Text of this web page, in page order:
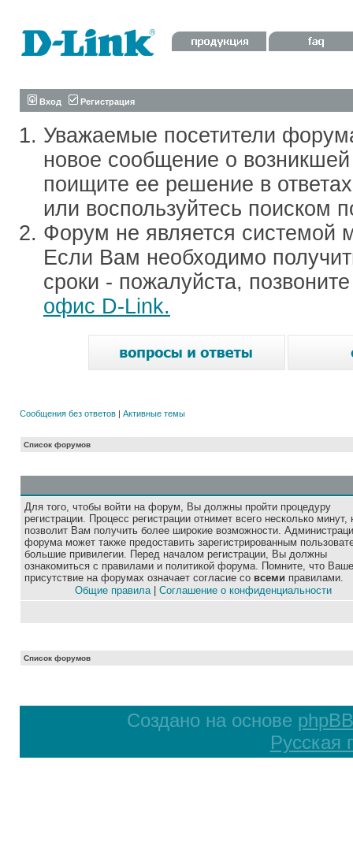
Вход Регистрация
Уважаемые посетители
новое сообщение о
поищите ее решение в
или воспользуйтесь поиском
Форум не является системой
Если Вам необходимо
сроки - пожалуйста,
офис D-Link.
Сообщения без ответов | Активные темы
Список форумов
Для того, чтобы войти на форум, Вы должны пройти процедуру
регистрации. Процесс регистрации отнимет всего несколько минут,
позволит Вам получить более широкие возможности.
форума может также предоставить зарегистрированным
большие привилегии. Перед началом регистрации, Вы должны
ознакомиться с правилами и политикой форума. Помните, что Ваше
присутствие на форумах означает согласие со всеми правилами.
Общие правила| Соглашение о конфиденциальности
Список форумов
Создано на основе phpBB
Русская